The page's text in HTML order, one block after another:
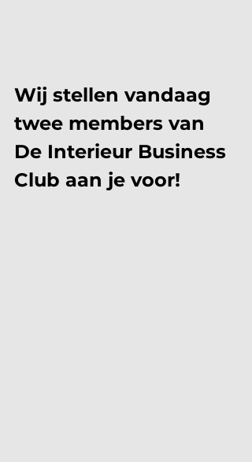
Wij stellen vandaag
twee members van
De Interieur Business
Club aan je voor!